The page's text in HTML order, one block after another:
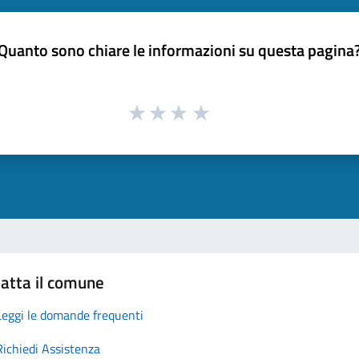
sono chiare le informazioni su questa
il comune
le domande frequenti
Assistenza